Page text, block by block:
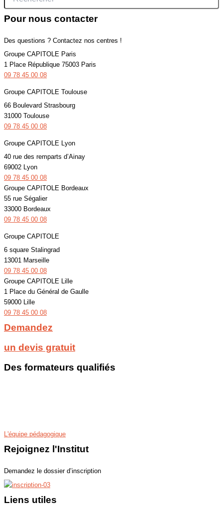
Pour nous contacter
Des questions ? Contactez nos centres !
Groupe CAPITOLE Paris
1 Place République 75003 Paris
09 78 45 00 08
Groupe CAPITOLE Toulouse
66 Boulevard Strasbourg
31000 Toulouse
09 78 45 00 08
Groupe CAPITOLE Lyon
40 rue des remparts d’Ainay
69002 Lyon
09 78 45 00 08
Groupe CAPITOLE Bordeaux
55 rue Ségalier
33000 Bordeaux
09 78 45 00 08
Groupe CAPITOLE
6 square Stalingrad
13001 Marseille
09 78 45 00 08
Groupe CAPITOLE Lille
1 Place du Général de Gaulle
59000 Lille
09 78 45 00 08
Demandez
un devis gratuit
Des formateurs qualifiés
L'équipe pédagogique
Rejoignez l'Institut
Demandez le dossier d’inscription
Liens utiles